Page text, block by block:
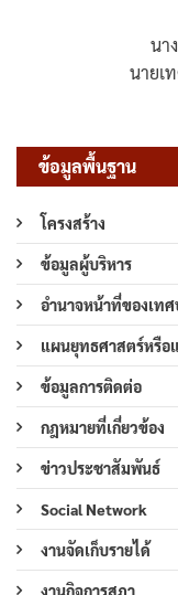
นา
นายเ
ข้อมูลพื้นฐาน
โครงสร้าง
ข้อมูลผู้บริหาร
อำนาจหน้าที่ของเทศ
แผนยุทธศาสตร์หรื
ข้อมูลการติดต่อ
กฎหมายที่เกี่ยวข้อง
ข่าวประชาสัมพันธ์
Social Network
งานจัดเก็บรายได้
งานกิจการสภา